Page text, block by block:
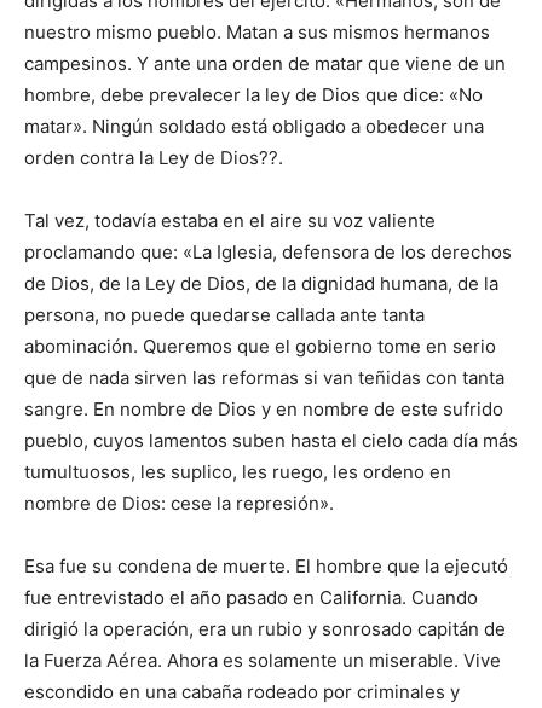
nuestro mismo pueblo. Matan a sus mismos hermanos
campesinos. Y ante una orden de matar que viene de un
hombre, debe prevalecer la ley de Dios que dice: «No
matar». Ningún soldado está obligado a obedecer una
orden contra la Ley de Dios??.
Tal vez, todavía estaba en el aire su voz valiente
proclamando que: «La Iglesia, defensora de los derechos
de Dios, de la Ley de Dios, de la dignidad humana, de la
persona, no puede quedarse callada ante tanta
abominación. Queremos que el gobierno tome en serio
que de nada sirven las reformas si van teñidas con tanta
sangre. En nombre de Dios y en nombre de este sufrido
pueblo, cuyos lamentos suben hasta el cielo cada día más
tumultuosos, les suplico, les ruego, les ordeno en
nombre de Dios: cese la represión».
Esa fue su condena de muerte. El hombre que la ejecutó
fue entrevistado el año pasado en California. Cuando
dirigió la operación, era un rubio y sonrosado capitán de
la Fuerza Aérea. Ahora es solamente un miserable. Vive
escondido en una cabaña rodeado por criminales y